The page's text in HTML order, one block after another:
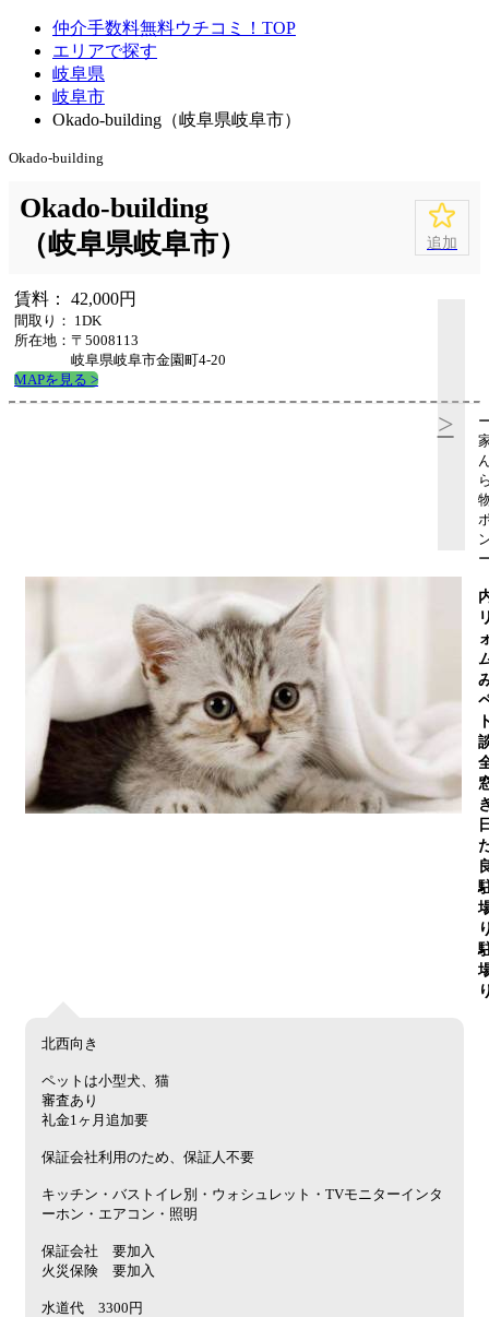
仲介手数料無料ウチコミ！TOP
エリアで探す
岐阜県
岐阜市
Okado-building（岐阜県岐阜市）
Okado-building
Okado-building
（岐阜県岐阜市）
追加
>
賃料： 42,000円
間取り： 1DK
所在地：〒5008113
岐阜県岐阜市金園町4-20
MAPを見る >
北西向き
ペットは小型犬、猫
審査あり
礼金1ヶ月追加要
保証会社利用のため、保証人不要
キッチン・バストイレ別・ウォシュレット・TVモニターインタ
ーホン・エアコン・照明
保証会社 要加入
火災保険 要加入
水道代 3300円